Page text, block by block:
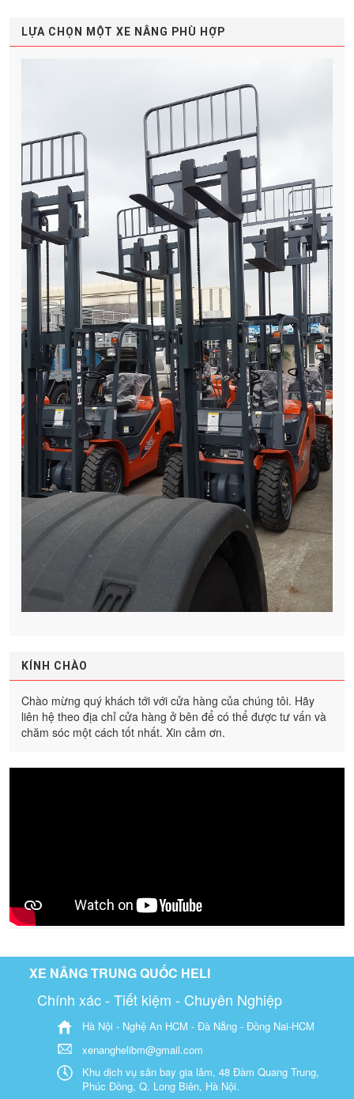
LỰA CHỌN MỘT XE NÂNG PHÙ HỢP
KÍNH CHÀO
Chào mừng quý khách tới với cửa hàng của chúng tôi. Hãy
liên hệ theo địa chỉ cửa hàng ở bên để có thể được tư vấn và
chăm sóc một cách tốt nhất. Xin cảm ơn.
XE NÂNG TRUNG QUỐC HELI
Chính xác - Tiết kiệm - Chuyên Nghiệp
Hà Nội - Nghệ An HCM - Đà Nẵng - Đồng Nai-HCM
xenanghelibm@gmail.com
Khu dịch vụ sân bay gia lâm, 48 Đàm Quang Trung,
Phúc Đồng, Q. Long Biên, Hà Nội.